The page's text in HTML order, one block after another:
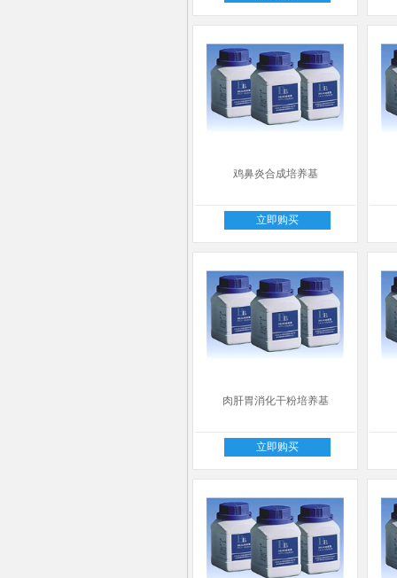
鸡鼻炎合成培养基
立即购买
肉肝胃消化干粉培养基
立即购买